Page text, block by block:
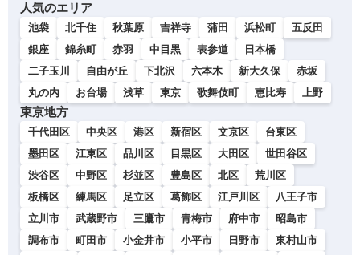
人気のエリア
池袋 北千住 秋葉原 吉祥寺 蒲田 浜松町
五反田
銀座
錦糸町 赤羽 中目黒 表参道
日本橋
二子玉川
自由が丘 下北沢 六本木 新大久保
赤坂
丸の内
お台場 浅草 東京 歌舞伎町 恵比寿 上野
東京地方
千代田区 中央区 港区 新宿区 文京区
台東区
墨田区
江東区 品川区 目黒区 大田区
世田谷区
渋谷区
中野区 杉並区 豊島区 北区
荒川区
板橋区
練馬区 足立区 葛飾区 江戸川区
八王子市
立川市
武蔵野市 三鷹市 青梅市 府中市
昭島市
調布市
町田市 小金井市 小平市 日野市
東村山市